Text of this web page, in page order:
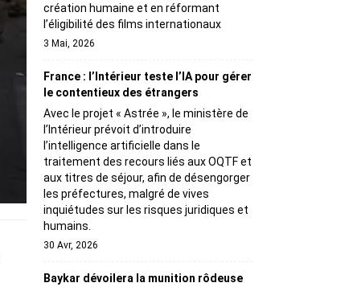
création humaine et en réformant
l’éligibilité des films internationaux
3 Mai, 2026
France : l’Intérieur teste l’IA pour gérer
le contentieux des étrangers
Avec le projet « Astrée », le ministère de
l’Intérieur prévoit d’introduire
l’intelligence artificielle dans le
traitement des recours liés aux OQTF et
aux titres de séjour, afin de désengorger
les préfectures, malgré de vives
inquiétudes sur les risques juridiques et
humains.
30 Avr, 2026
Baykar dévoilera la munition rôdeuse